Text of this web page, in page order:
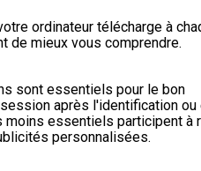
BLOGGEN
ordinateur télécharge à
de mieux vous comprendre.
sont essentiels pour le bon
après l'identification ou
moins essentiels participent à
personnalisées.